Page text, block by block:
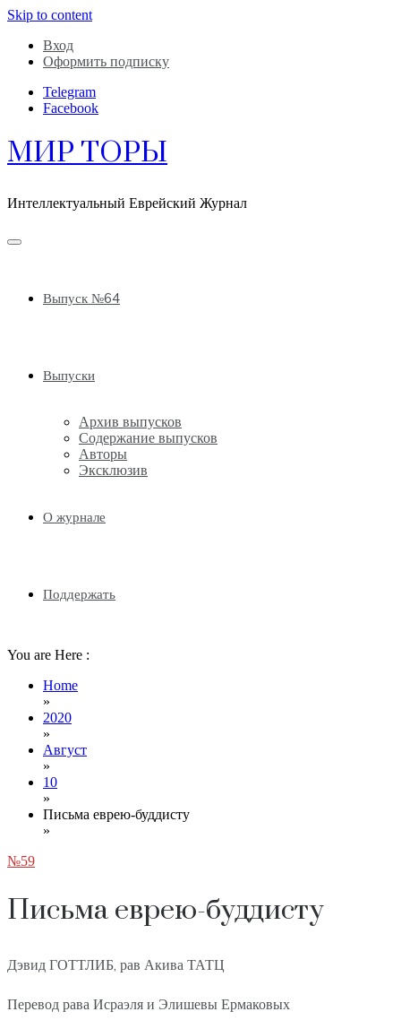
Skip to content
Вход
Оформить подписку
Telegram
Facebook
МИР ТОРЫ
Интеллектуальный Еврейский Журнал
Выпуск №64
Выпуски
Архив выпусков
Содержание выпусков
Авторы
Эксклюзив
О журнале
Поддержать
You are Here :
Home
»
2020
»
Август
»
10
»
Письма еврею-буддисту
»
№59
Письма еврею-буддисту
Дэвид ГОТТЛИБ, рав Акива ТАТЦ
Перевод рава Исраэля и Элишевы Ермаковых